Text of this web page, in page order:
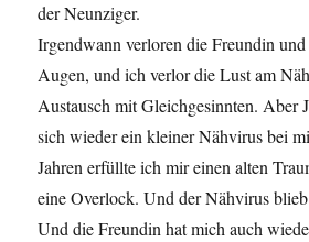
der Neunziger.
Irgendwann verloren die Freundin
Augen, und ich verlor die Lust am
Austausch mit Gleichgesinnten. Aber
sich wieder ein kleiner Nähvirus bei
Jahren erfüllte ich mir einen alten
eine Overlock. Und der Nähvirus
Und die Freundin hat mich auch